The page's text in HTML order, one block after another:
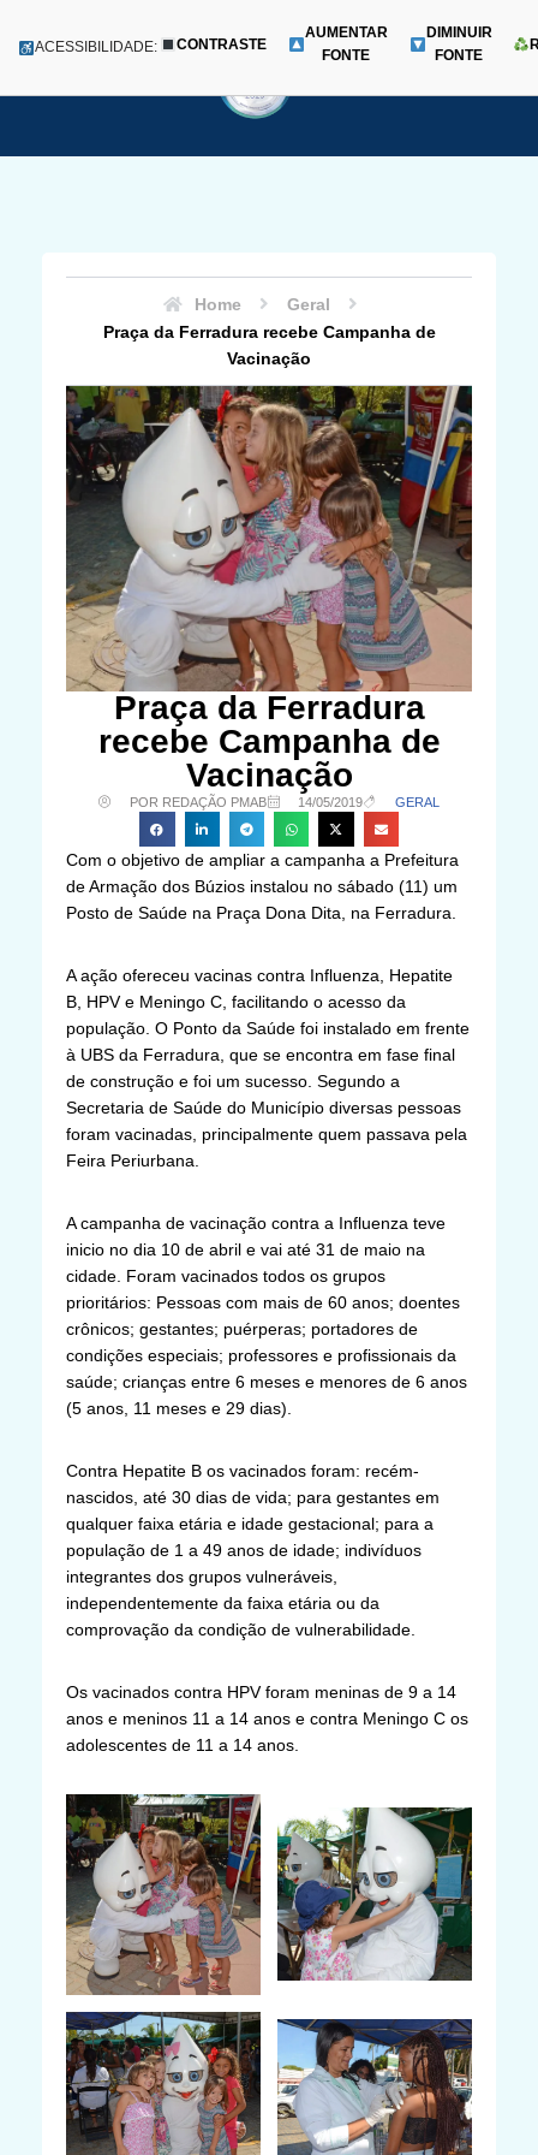
para
Menu
ACESSIBILIDADE: CONTRASTE
AUMENTAR
FONTE
DIMINUIR
FONTE
Home
Geral
Praça da Ferradura recebe Campanha de
Vacinação
Praça da Ferradura
recebe Campanha de
Vacinação
POR REDAÇÃO PMAB 14/05/2019 GERAL
Com o objetivo de ampliar a campanha a Prefeitura
de Armação dos Búzios instalou no sábado (11) um
Posto de Saúde na Praça Dona Dita, na Ferradura.
A ação ofereceu vacinas contra Influenza, Hepatite
B, HPV e Meningo C, facilitando o acesso da
população. O Ponto da Saúde foi instalado em frente
à UBS da Ferradura, que se encontra em fase final
de construção e foi um sucesso. Segundo a
Secretaria de Saúde do Município diversas pessoas
foram vacinadas, principalmente quem passava pela
Feira Periurbana.
A campanha de vacinação contra a Influenza teve
inicio no dia 10 de abril e vai até 31 de maio na
cidade. Foram vacinados todos os grupos
prioritários: Pessoas com mais de 60 anos; doentes
crônicos; gestantes; puérperas; portadores de
condições especiais; professores e profissionais da
saúde; crianças entre 6 meses e menores de 6 anos
(5 anos, 11 meses e 29 dias).
Contra Hepatite B os vacinados foram: recém-
nascidos, até 30 dias de vida; para gestantes em
qualquer faixa etária e idade gestacional; para a
população de 1 a 49 anos de idade; indivíduos
integrantes dos grupos vulneráveis,
independentemente da faixa etária ou da
comprovação da condição de vulnerabilidade.
Os vacinados contra HPV foram meninas de 9 a 14
anos e meninos 11 a 14 anos e contra Meningo C os
adolescentes de 11 a 14 anos.